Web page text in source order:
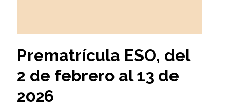
Prematrícula ESO, del
2 de febrero al 13 de
2026